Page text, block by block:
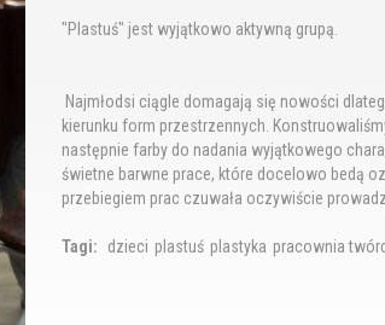
"Plastuś" jest wyjątkowo aktywną grupą.
Najmłodsi ciągle domagają się nowości
kierunku form przestrzennych.
następnie farby do nadania wyjątkowego
świetne barwne prace, które docelowo bedą
przebiegiem prac czuwała oczywiście
Tagi: dzieci plastuś plastyka pracownia